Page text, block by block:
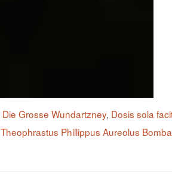
Die Grosse Wundartzney, Dosis sola
Theophrastus Phillippus Aureolus